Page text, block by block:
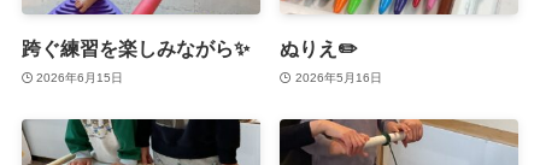
跨ぐ練習を楽しみながら✨
2026年6月15日
ぬりえ✏️
2026年5月16日